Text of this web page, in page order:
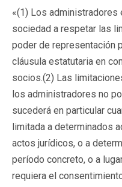
«(1) Los
sociedad a respetar las
poder de representación
cláusula estatutaria en
socios.(2) Las
los administradores no
sucederá en particular
limitada a determinados
actos jurídicos, o a
período concreto, o a
requiera el